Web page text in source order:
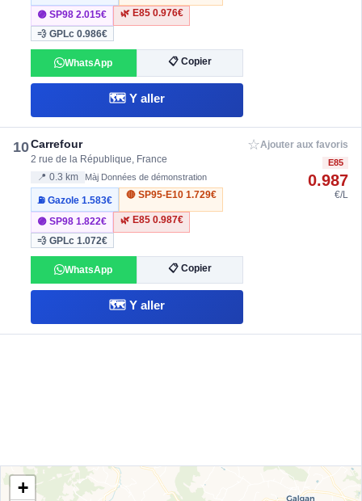
🟣 SP982.015€ 🌿 E85 0.976€
💨 GPLc0.986€
WhatsApp 📋 Copier
🗺️ Y aller
10Carrefour
2 rue de la République, France
📍 0.3 km Màj Données de démonstration
⛽ Gazole1.583€
🔴 SP95-E10 1.729€
🟣 SP981.822€ 🌿 E85 0.987€
💨 GPLc1.072€
WhatsApp 📋 Copier
🗺️ Y aller
☆Ajouter aux favoris
E85
0.987
€/L
+